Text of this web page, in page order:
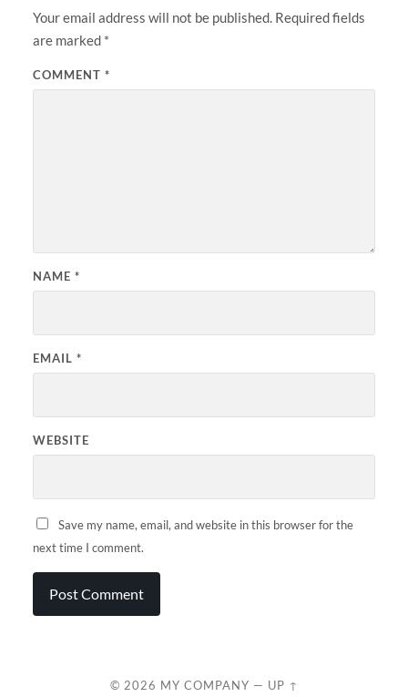
Your email address will not be published. Required fields
are marked *
COMMENT *
NAME *
EMAIL *
WEBSITE
Save my name, email, and website in this browser for the
next time I comment.
© 2026 MY COMPANY — UP ↑